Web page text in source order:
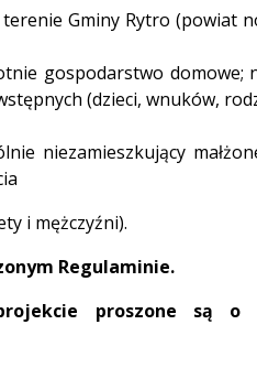
Gminy Rytro (powiat
gospodarstwo domowe;
(dzieci, wnuków,
niezamieszkujący
i mężczyźni).
Regulaminie.
proszone są o